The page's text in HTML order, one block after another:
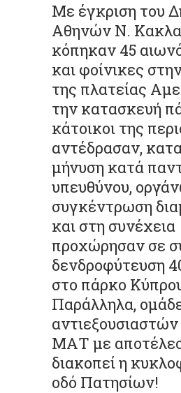
Με έγκριση του
Αθηνών Ν.
κόπηκαν 45
και φοίνικες
της πλατείας
την κατασκευή
κάτοικοι της
αντέδρασαν,
μήνυση κατά
υπευθύνου,
συγκέντρωση
και στη συνέχεια
προχώρησαν σε
δενδροφύτευση
στο πάρκο
Παράλληλα,
ΜΑΤ με
διακοπεί η
οδό Πατησίων!